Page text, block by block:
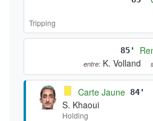
Tripping
85'
entre: K. Volland
Carte Jaune 84'
S. Khaoui
Holding